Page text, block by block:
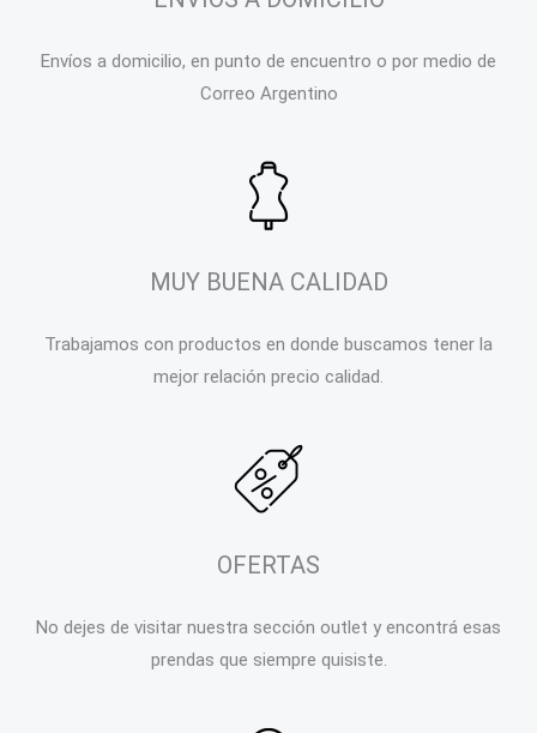
Envíos a domicilio, en punto de encuentro o por medio de
Correo Argentino
MUY BUENA CALIDAD
Trabajamos con productos en donde buscamos tener la
mejor relación precio calidad.
OFERTAS
No dejes de visitar nuestra sección outlet y encontrá esas
prendas que siempre quisiste.